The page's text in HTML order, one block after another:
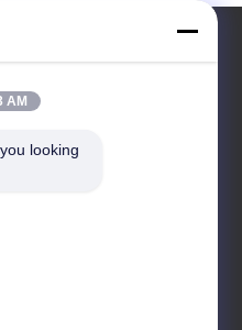
B Binası, Guizhou Da
AM
looking